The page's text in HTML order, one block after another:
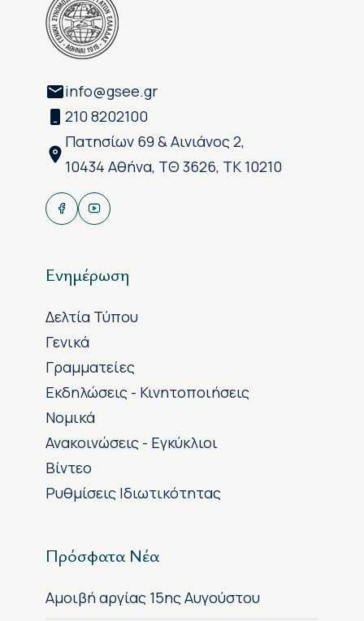
info@gsee.gr
210 8202100
Πατησίων 69 & Αινιάνος 2,
10434 Αθήνα, ΤΘ 3626, ΤΚ 10210
Ενημέρωση
Δελτία Τύπου
Γενικά
Γραμματείες
Εκδηλώσεις - Κινητοποιήσεις
Νομικά
Ανακοινώσεις - Εγκύκλιοι
Βίντεο
Ρυθμίσεις Ιδιωτικότητας
Πρόσφατα Νέα
Αμοιβή αργίας 15ης Αυγούστου